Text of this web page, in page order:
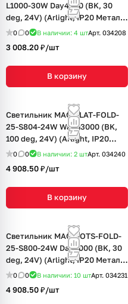
L1000-30W Day4000 (BK, 30
deg, 24V) (Arlight, IP20 Металл,
5 лет)
0 0 В наличии: 4 штАрт. 034208
3 008.20 ₽/шт
В корзину
Светильник MAG-FLAT-FOLD-
25-S804-24W Warm3000 (BK,
100 deg, 24V) (Arlight, IP20
Металл, 5 лет)
0 0 В наличии: 2 штАрт. 034240
4 908.50 ₽/шт
В корзину
Светильник MAG-DOTS-FOLD-
25-S800-24W Day4000 (BK, 30
deg, 24V) (Arlight, IP20 Металл,
5 лет)
0 0 В наличии: 10 штАрт. 034231
4 908.50 ₽/шт